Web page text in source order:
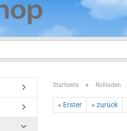
Startseite » Rollladen
« Erster « zurück